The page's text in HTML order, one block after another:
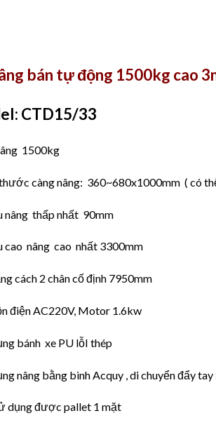
bán tự động 1500kg cao
CTD15/33
1500kg
càng nâng: 360~680x1000mm ( có
nâng thấp nhất 90mm
cao nâng cao nhất 3300mm
cách 2 chân cố định 7950mm
điện AC220V, Motor 1.6kw
bánh xe PU lỗI thép
nâng bằng bình Acquy , di chuyển đẩy tay
dụng được pallet 1 mặt